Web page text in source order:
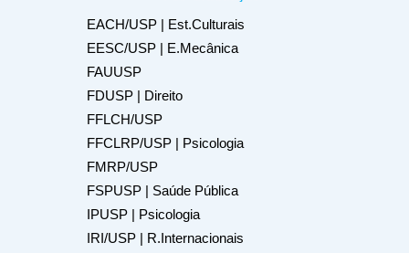
EACH/USP | Est.Culturais
EESC/USP | E.Mecânica
FAUUSP
FDUSP | Direito
FFLCH/USP
FFCLRP/USP | Psicologia
FMRP/USP
FSPUSP | Saúde Pública
IPUSP | Psicologia
IRI/USP | R.Internacionais